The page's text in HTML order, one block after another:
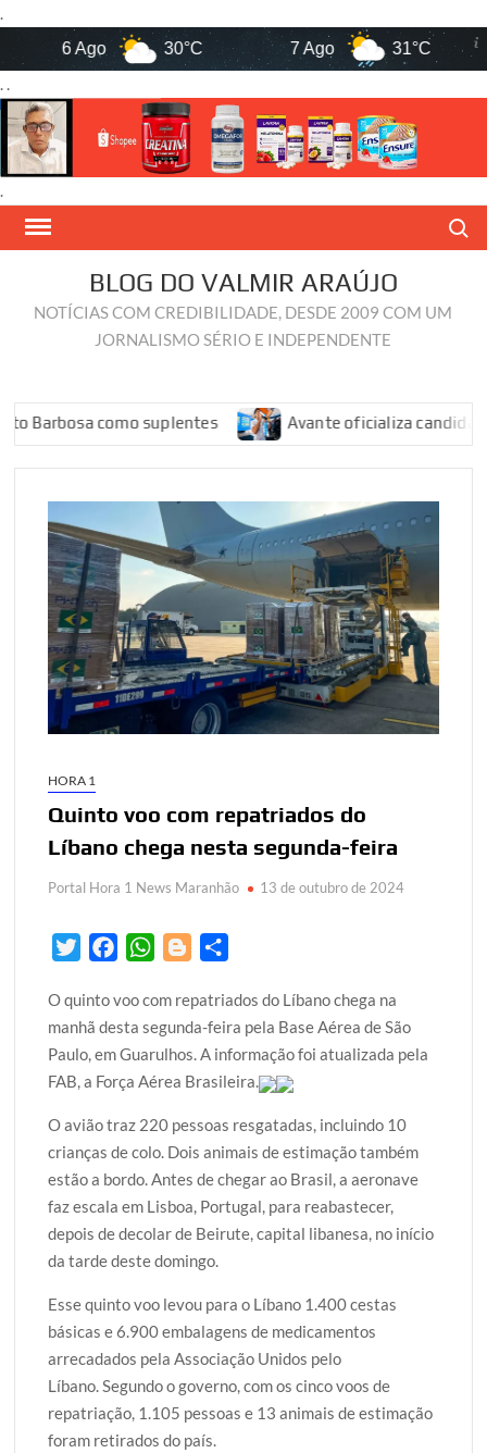
.
6 Ago 30°C 7 Ago 31°C
. .
.
Skip
BLOG DO VALMIR ARAÚJO
NOTÍCIAS COM CREDIBILIDADE, DESDE 2009 COM UM
JORNALISMO SÉRIO E INDEPENDENTE
como suplentes Avante oficializa candidatura
HORA 1
Quinto voo com repatriados do
Líbano chega nesta segunda-feira
Portal Hora 1 News Maranhão 13 de outubro de 2024
i
t
t
e
r
c
e
b
o
k
W
a
t
s
A
p
p
o
g
g
e
a
r
e
O quinto voo com repatriados do Líbano chega na
manhã desta segunda-feira pela Base Aérea de São
Paulo, em Guarulhos. A informação foi atualizada pela
FAB, a Força Aérea Brasileira.
O avião traz 220 pessoas resgatadas, incluindo 10
crianças de colo. Dois animais de estimação também
estão a bordo. Antes de chegar ao Brasil, a aeronave
faz escala em Lisboa, Portugal, para reabastecer,
depois de decolar de Beirute, capital libanesa, no início
da tarde deste domingo.
Esse quinto voo levou para o Líbano 1.400 cestas
básicas e 6.900 embalagens de medicamentos
arrecadados pela Associação Unidos pelo
Líbano. Segundo o governo, com os cinco voos de
repatriação, 1.105 pessoas e 13 animais de estimação
foram retirados do país.